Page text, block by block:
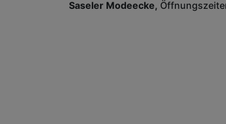
Saseler Modeecke